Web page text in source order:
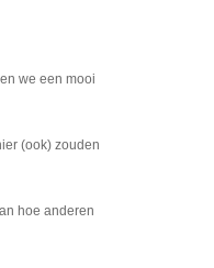
we een mooi
(ook) zouden
hoe anderen